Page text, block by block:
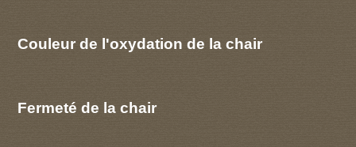
Couleur de l'oxydation de la chair
Fermeté de la chair